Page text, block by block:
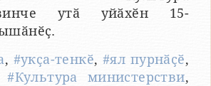
утӑ уйӑхӗн 15-
, #укҫа-тенкӗ, #ял пурнӑҫӗ,
#Культура министерстви,